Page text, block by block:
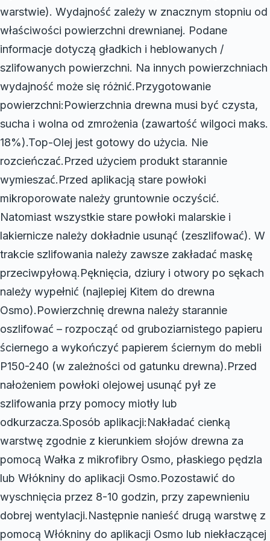
warstwie). Wydajność zależy w znacznym stopniu od
właściwości powierzchni drewnianej. Podane
informacje dotyczą gładkich i heblowanych /
szlifowanych powierzchni. Na innych powierzchniach
wydajność może się różnić.Przygotowanie
powierzchni:Powierzchnia drewna musi być czysta,
sucha i wolna od zmrożenia (zawartość wilgoci maks.
18%).Top-Olej jest gotowy do użycia. Nie
rozcieńczać.Przed użyciem produkt starannie
wymieszać.Przed aplikacją stare powłoki
mikroporowate należy gruntownie oczyścić.
Natomiast wszystkie stare powłoki malarskie i
lakiernicze należy dokładnie usunąć (zeszlifować). W
trakcie szlifowania należy zawsze zakładać maskę
przeciwpyłową.Pęknięcia, dziury i otwory po sękach
należy wypełnić (najlepiej Kitem do drewna
Osmo).Powierzchnię drewna należy starannie
oszlifować – rozpocząć od gruboziarnistego papieru
ściernego a wykończyć papierem ściernym do mebli
P150-240 (w zależności od gatunku drewna).Przed
nałożeniem powłoki olejowej usunąć pył ze
szlifowania przy pomocy miotły lub
odkurzacza.Sposób aplikacji:Nakładać cienką
warstwę zgodnie z kierunkiem słojów drewna za
pomocą Wałka z mikrofibry Osmo, płaskiego pędzla
lub Włókniny do aplikacji Osmo.Pozostawić do
wyschnięcia przez 8-10 godzin, przy zapewnieniu
dobrej wentylacji.Następnie nanieść drugą warstwę z
pomocą Włókniny do aplikacji Osmo lub niekłaczącej